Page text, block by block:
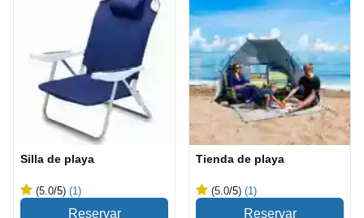
Silla de playa
(5.0/5) (1)
Tienda de playa
(5.0/5) (1)